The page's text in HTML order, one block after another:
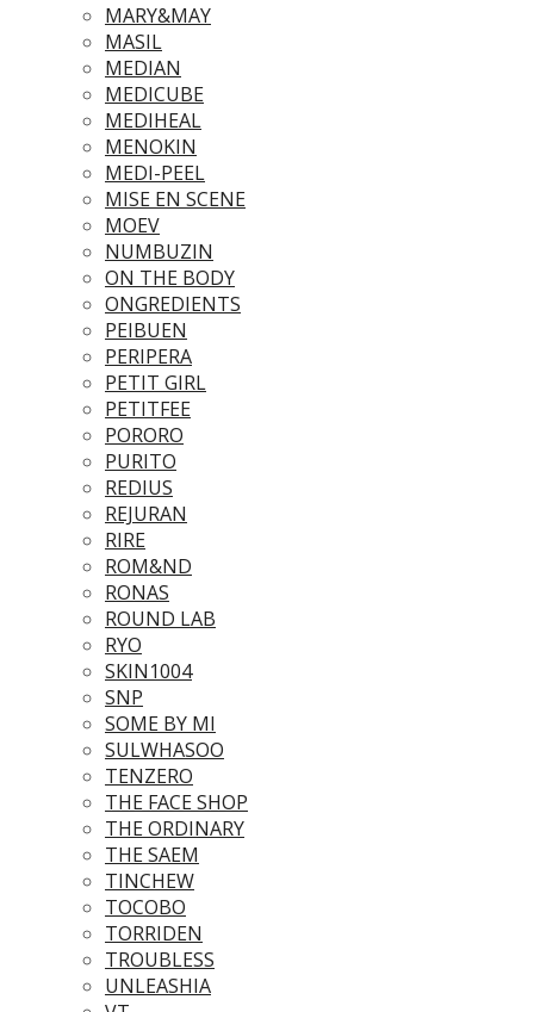
MARY&MAY
MASIL
MEDIAN
MEDICUBE
MEDIHEAL
MENOKIN
MEDI-PEEL
MISE EN SCENE
MOEV
NUMBUZIN
ON THE BODY
ONGREDIENTS
PEIBUEN
PERIPERA
PETIT GIRL
PETITFEE
PORORO
PURITO
REDIUS
REJURAN
RIRE
ROM&ND
RONAS
ROUND LAB
RYO
SKIN1004
SNP
SOME BY MI
SULWHASOO
TENZERO
THE FACE SHOP
THE ORDINARY
THE SAEM
TINCHEW
TOCOBO
TORRIDEN
TROUBLESS
UNLEASHIA